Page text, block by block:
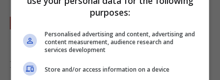
Mettete in fondine individuali e cospargete
con il resto del caviale
Foto di sheilaz413
purposes:
Personalised advertising and content, advertising and
content measurement, audience research and
services development
Store and/or access information on a device